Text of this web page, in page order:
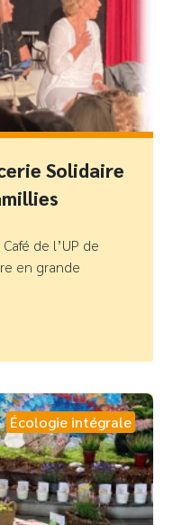
Solidaire
de l’UP de
en grande
Écologie intégrale